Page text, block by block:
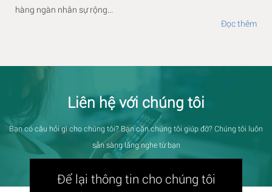
hàng ngàn nhân sự rộng...
Đọc thêm
Liên hệ với chúng tôi
Bạn có câu hỏi gì cho chúng tôi? Bạn cần chúng tôi giúp đỡ? Chúng tôi luôn
sẵn sàng lắng nghe từ bạn
Để lại thông tin cho chúng tôi